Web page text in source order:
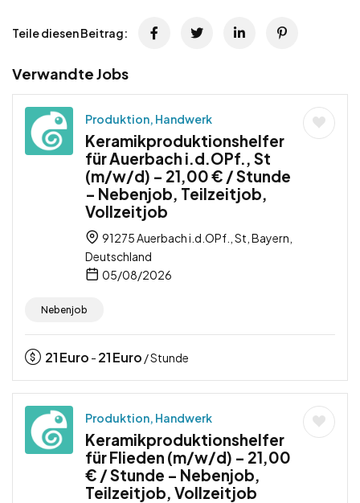
Teile diesen Beitrag:
Verwandte Jobs
Produktion, Handwerk
Keramikproduktionshelfer
für Auerbach i.d.OPf., St
(m/w/d) – 21,00 € / Stunde
– Nebenjob, Teilzeitjob,
Vollzeitjob
91275 Auerbach i.d.OPf., St, Bayern,
Deutschland
05/08/2026
Nebenjob
21Euro - 21Euro / Stunde
Produktion, Handwerk
Keramikproduktionshelfer
für Flieden (m/w/d) – 21,00
€ / Stunde – Nebenjob,
Teilzeitjob, Vollzeitjob